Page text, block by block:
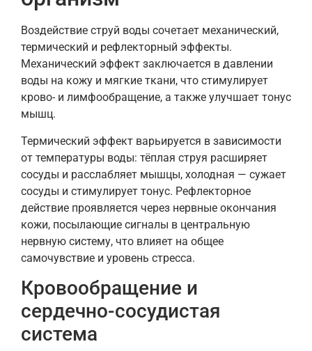
Воздействие струй воды сочетает механический,
термический и рефлекторный эффекты.
Механический эффект заключается в давлении
воды на кожу и мягкие ткани, что стимулирует
крово- и лимфообращение, а также улучшает тонус
мышц.
Термический эффект варьируется в зависимости
от температуры воды: тёплая струя расширяет
сосуды и расслабляет мышцы, холодная — сужает
сосуды и стимулирует тонус. Рефлекторное
действие проявляется через нервные окончания
кожи, посылающие сигналы в центральную
нервную систему, что влияет на общее
самочувствие и уровень стресса.
Кровообращение и
сердечно-сосудистая
система